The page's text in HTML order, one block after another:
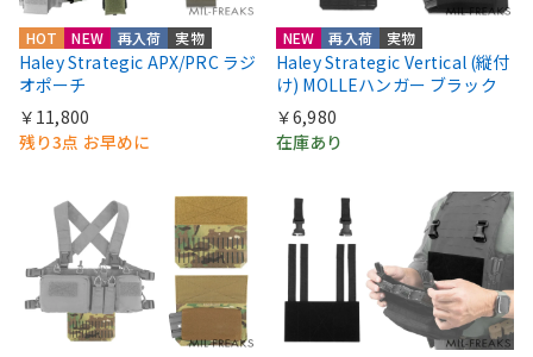
HOT NEW 再入荷 実物
Haley Strategic APX/PRC ラジ
オポーチ
￥11,800
残り3点 お早めに
NEW 再入荷 実物
Haley Strategic Vertical (縦付
け) MOLLEハンガー ブラック
￥6,980
在庫あり